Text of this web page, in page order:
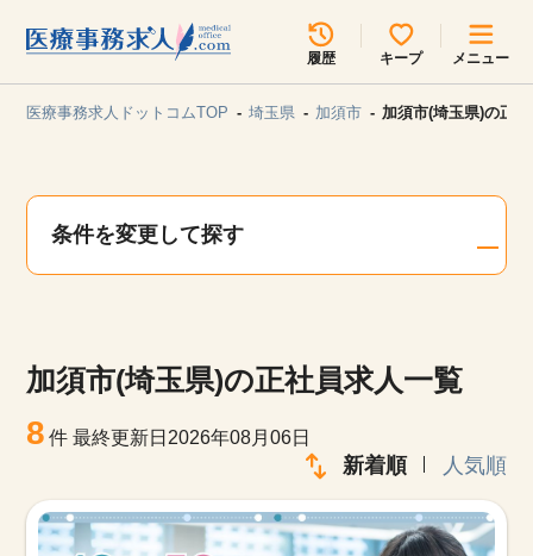
履歴 キープ メニュー
見学会・イベント情報
よくあるご質問
医療事務求人ドットコムTOP 埼玉県 加須市 加須市(埼玉県)の正
条件を変更して探す
加須市(埼玉県)の正社員求人一覧
8 件最終更新日2026年08月06日
新着順 人気順
所在地のエリアを選択してください
各支店担当よりご連絡させていただきます。
関東
甲信越・北陸 中国・四国